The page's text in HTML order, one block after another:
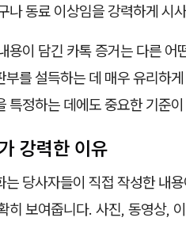
나 동료 이상임을 강력하게 시
용이 담긴 카톡 증거는 다른
부를 설득하는 데 매우 유리하
특정하는 데에도 중요한 기준
강력한 이유
는 당사자들이 직접 작성한 내
히 보여줍니다. 사진, 동영상,